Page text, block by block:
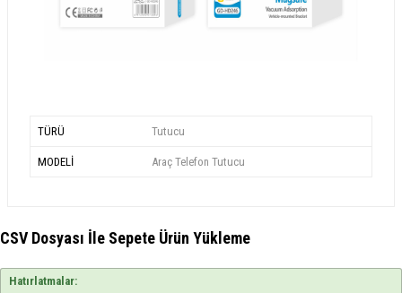
TÜRÜ Tutucu
MODELİ Araç Telefon Tutucu
CSV Dosyası İle Sepete Ürün Yükleme
Hatırlatmalar: